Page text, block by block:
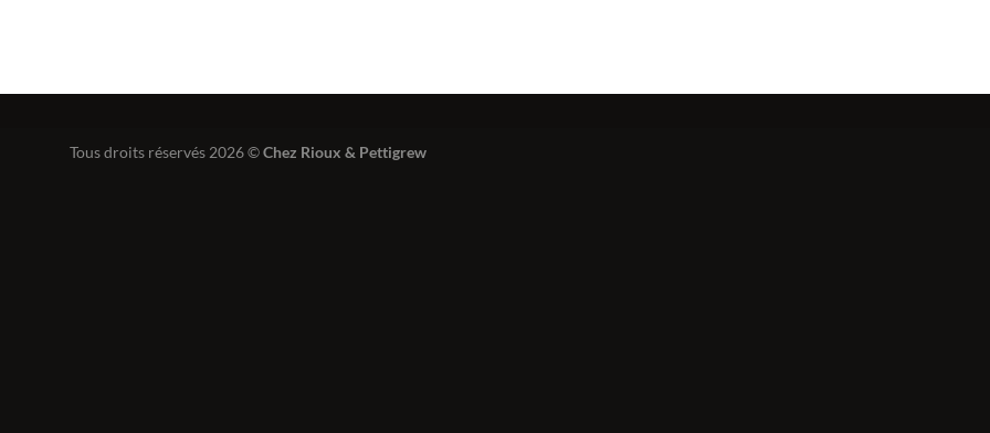
Tous droits réservés 2026 ©Chez Rioux & Pettigrew